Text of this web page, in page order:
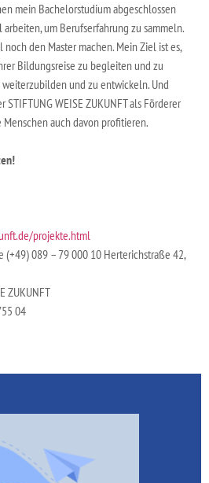
mein Bachelorstudium abgeschlossen
um Berufserfahrung zu sammeln.
den Master machen. Mein Ziel ist es,
Bildungsreise zu begleiten und zu
und zu entwickeln. Und
WEISE ZUKUNFT als Förderer
auch davon profitieren.
projekte.html
089 – 79 000 10 Herterichstraße 42,
ZUKUNFT
04